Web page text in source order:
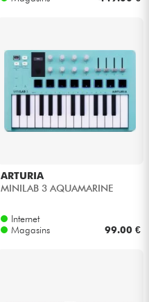
ARTURIA
MINILAB 3 AQUAMARINE
Internet
Magasins
99.00 €